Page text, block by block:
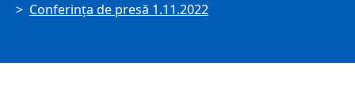
Conferința de presă 1.11.2022